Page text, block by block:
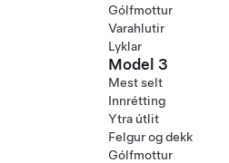
Gólfmottur
Varahlutir
Lyklar
Model 3
Mest selt
Innrétting
Ytra útlit
Felgur og dekk
Gólfmottur